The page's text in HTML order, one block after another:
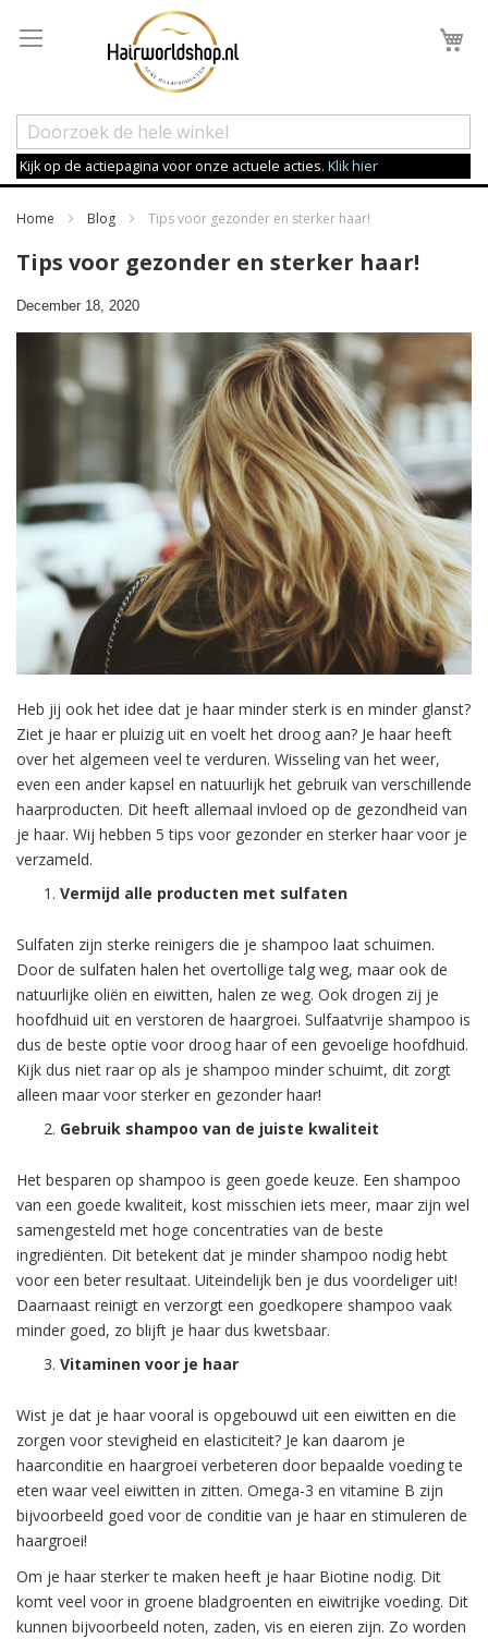
Kijk op de actiepagina voor onze actuele acties. Klik hier
Home Blog Tips voor gezonder en sterker haar!
Tips voor gezonder en sterker haar!
December 18, 2020
Heb jij ook het idee dat je haar minder sterk is en minder glanst?
Ziet je haar er pluizig uit en voelt het droog aan? Je haar heeft
over het algemeen veel te verduren. Wisseling van het weer,
even een ander kapsel en natuurlijk het gebruik van verschillende
haarproducten. Dit heeft allemaal invloed op de gezondheid van
je haar. Wij hebben 5 tips voor gezonder en sterker haar voor je
verzameld.
Vermijd alle producten met sulfaten
Sulfaten zijn sterke reinigers die je shampoo laat schuimen.
Door de sulfaten halen het overtollige talg weg, maar ook de
natuurlijke oliën en eiwitten, halen ze weg. Ook drogen zij je
hoofdhuid uit en verstoren de haargroei. Sulfaatvrije shampoo is
dus de beste optie voor droog haar of een gevoelige hoofdhuid.
Kijk dus niet raar op als je shampoo minder schuimt, dit zorgt
alleen maar voor sterker en gezonder haar!
Gebruik shampoo van de juiste kwaliteit
Het besparen op shampoo is geen goede keuze. Een shampoo
van een goede kwaliteit, kost misschien iets meer, maar zijn wel
samengesteld met hoge concentraties van de beste
ingrediënten. Dit betekent dat je minder shampoo nodig hebt
voor een beter resultaat. Uiteindelijk ben je dus voordeliger uit!
Daarnaast reinigt en verzorgt een goedkopere shampoo vaak
minder goed, zo blijft je haar dus kwetsbaar.
Vitaminen voor je haar
Wist je dat je haar vooral is opgebouwd uit een eiwitten en die
zorgen voor stevigheid en elasticiteit? Je kan daarom je
haarconditie en haargroei verbeteren door bepaalde voeding te
eten waar veel eiwitten in zitten. Omega-3 en vitamine B zijn
bijvoorbeeld goed voor de conditie van je haar en stimuleren de
haargroei!
Om je haar sterker te maken heeft je haar Biotine nodig. Dit
komt veel voor in groene bladgroenten en eiwitrijke voeding. Dit
kunnen bijvoorbeeld noten, zaden, vis en eieren zijn. Zo worden